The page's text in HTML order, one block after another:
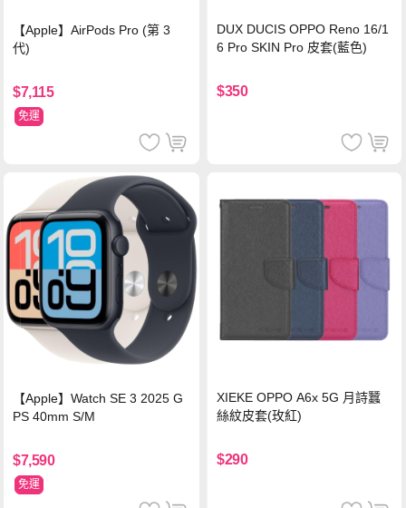
【Apple】AirPods Pro (第 3
代)
$7,115
免運
DUX DUCIS OPPO Reno 16/1
6 Pro SKIN Pro 皮套(藍色)
$350
【Apple】Watch SE 3 2025 G
PS 40mm S/M
$7,590
免運
XIEKE OPPO A6x 5G 月詩蠶
絲紋皮套(玫紅)
$290